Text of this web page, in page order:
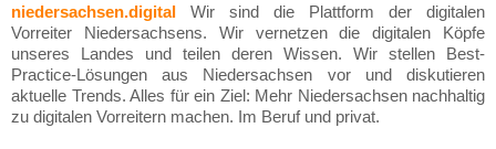
niedersachsen.digital Wir sind die Plattform der digitalen
Vorreiter Niedersachsens. Wir vernetzen die digitalen Köpfe
unseres Landes und teilen deren Wissen. Wir stellen Best-
Practice-Lösungen aus Niedersachsen vor und diskutieren
aktuelle Trends. Alles für ein Ziel: Mehr Niedersachsen nachhaltig
zu digitalen Vorreitern machen. Im Beruf und privat.